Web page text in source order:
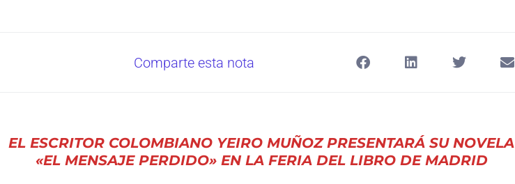
Comparte esta nota
EL ESCRITOR COLOMBIANO YEIRO MUÑOZ PRESENTARÁ SU NOVELA
«EL MENSAJE PERDIDO» EN LA FERIA DEL LIBRO DE MADRID